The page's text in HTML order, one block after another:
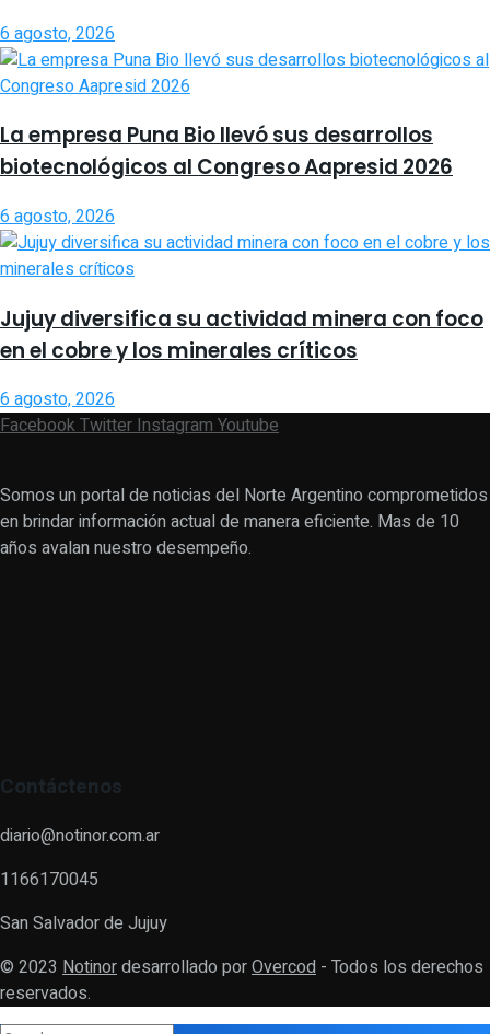
6 agosto, 2026
La empresa Puna Bio llevó sus desarrollos
biotecnológicos al Congreso Aapresid 2026
6 agosto, 2026
Jujuy diversifica su actividad minera con foco
en el cobre y los minerales críticos
6 agosto, 2026
FacebookTwitterInstagramYoutube
Somos un portal de noticias del Norte Argentino comprometidos
en brindar información actual de manera eficiente. Mas de 10
años avalan nuestro desempeño.
Contáctenos
diario@notinor.com.ar
1166170045
San Salvador de Jujuy
© 2023 Notinordesarrollado porOvercod - Todos los derechos
reservados.